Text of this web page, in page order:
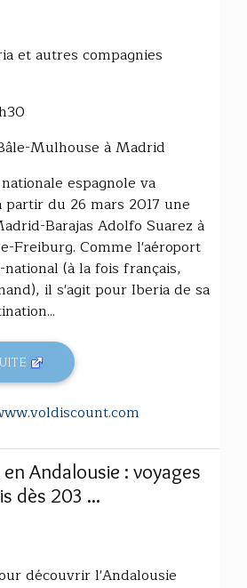
et autres compagnies
Mulhouse à Madrid
espagnole va
du 26 mars 2017 une
Barajas Adolfo Suarez à
Freiburg. Comme l'aéroport
(à la fois français,
il s'agit pour Iberia de sa
Andalousie : voyages
dès 203 ...
découvrir l'Andalousie